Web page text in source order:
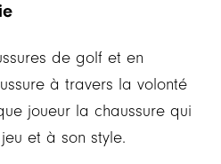
de golf et en
à travers la volonté
joueur la chaussure qui
et à son style.